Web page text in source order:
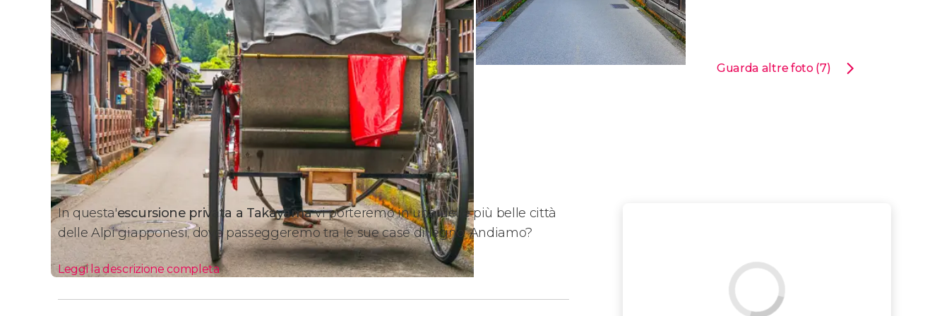
Guarda altre foto (7)
In questa'escursione privata a Takayamavi porteremo in una delle più belle città
delle Alpi giapponesi, dove passeggeremo tra le sue case di legno. Andiamo?
Leggi la descrizione completa